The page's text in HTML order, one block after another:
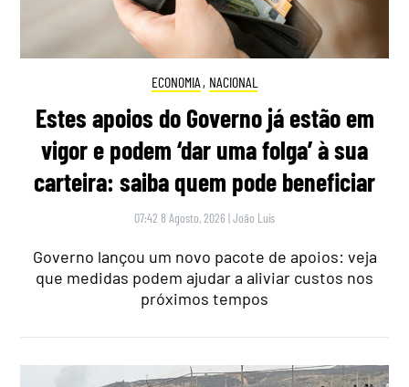
ECONOMIA , NACIONAL
Estes apoios do Governo já estão em
vigor e podem ‘dar uma folga’ à sua
carteira: saiba quem pode beneficiar
07:42 8 Agosto, 2026 |João Luís
Governo lançou um novo pacote de apoios: veja
que medidas podem ajudar a aliviar custos nos
próximos tempos